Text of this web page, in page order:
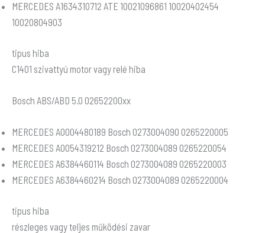
MERCEDES A1634310712 ATE 10021096861 10020402454
10020804903
tipus hiba
C1401 szivattyú motor vagy relé hiba
Bosch ABS/ABD 5.0 02652200xx
MERCEDES A0004480189 Bosch 0273004090 0265220005
MERCEDES A0054319212 Bosch 0273004089 0265220054
MERCEDES A6384460114 Bosch 0273004089 0265220003
MERCEDES A6384460214 Bosch 0273004089 0265220004
tipus hiba
részleges vagy teljes működési zavar